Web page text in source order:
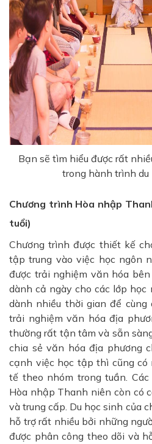
Bạn sẽ tìm hiểu được rất
trong hành trình du
Chương trình Hòa nhập
tuổi)
Chương trình được thiết kế
tập trung vào việc học ngôn
được trải nghiệm văn hóa
dành cả ngày cho các lớp học
dành nhiều thời gian để cùng
trải nghiệm văn hóa địa
thường rất tận tâm và sẵn
chia sẻ văn hóa địa phương
cạnh việc học tập thì cũng có
tế theo nhóm trong tuần.
Hòa nhập Thanh niên còn có
và trung cấp. Du học sinh của
hỗ trợ rất nhiều bởi những
được phân công theo dõi và